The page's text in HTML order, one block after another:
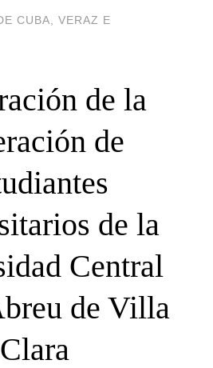
CUBA, VERAZ E
de la
de
de la
Central
de Villa
Clara